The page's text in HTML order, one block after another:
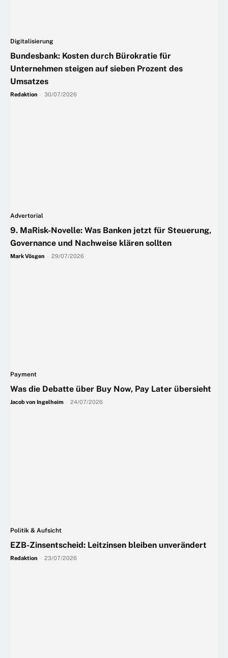
Digitalisierung
Bundesbank: Kosten durch Bürokratie für
Unternehmen steigen auf sieben Prozent des
Umsatzes
Redaktion 30/07/2026
Advertorial
9. MaRisk-Novelle: Was Banken jetzt für Steuerung,
Governance und Nachweise klären sollten
Mark Vösgen 29/07/2026
Payment
Was die Debatte über Buy Now, Pay Later übersieht
Jacob von Ingelheim 24/07/2026
Politik & Aufsicht
EZB-Zinsentscheid: Leitzinsen bleiben unverändert
Redaktion 23/07/2026